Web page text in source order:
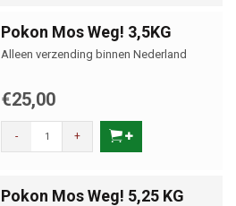
Pokon Mos Weg! 3,5KG
Alleen verzending binnen Nederland
€25,00
- +
Pokon Mos Weg! 5,25 KG